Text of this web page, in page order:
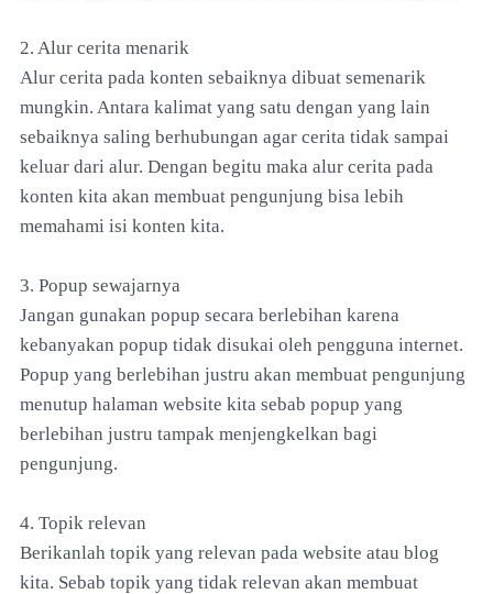
2. Alur cerita menarik
Alur cerita pada konten sebaiknya dibuat semenarik
mungkin. Antara kalimat yang satu dengan yang lain
sebaiknya saling berhubungan agar cerita tidak sampai
keluar dari alur. Dengan begitu maka alur cerita pada
konten kita akan membuat pengunjung bisa lebih
memahami isi konten kita.
3. Popup sewajarnya
Jangan gunakan popup secara berlebihan karena
kebanyakan popup tidak disukai oleh pengguna internet.
Popup yang berlebihan justru akan membuat pengunjung
menutup halaman website kita sebab popup yang
berlebihan justru tampak menjengkelkan bagi
pengunjung.
4. Topik relevan
Berikanlah topik yang relevan pada website atau blog
kita. Sebab topik yang tidak relevan akan membuat